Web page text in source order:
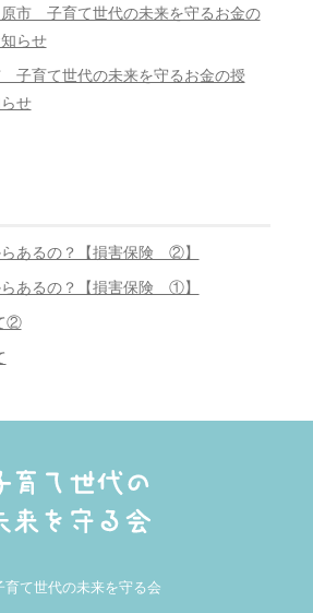
市 子育て世代の未来を守るお金の
らせ
育て世代の未来を守るお金の授
せ
あるの？【損害保険 ②】
あるの？【損害保険 ①】
②
育て世代の未来を守る会